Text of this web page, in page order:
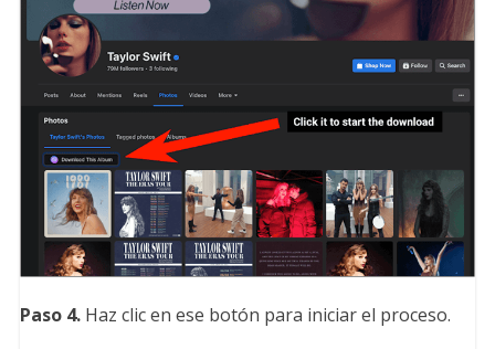
Paso 4.Haz clic en ese botón para iniciar el proceso.